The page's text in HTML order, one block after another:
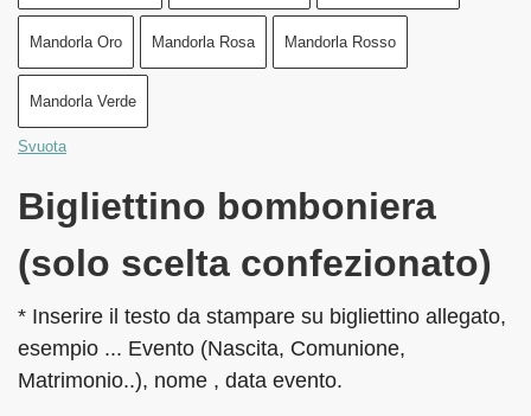
Mandorla Oro Mandorla Rosa Mandorla Rosso
Mandorla Verde
Svuota
Bigliettino bomboniera
(solo scelta confezionato)
* Inserire il testo da stampare su bigliettino allegato,
esempio ... Evento (Nascita, Comunione,
Matrimonio..), nome , data evento.